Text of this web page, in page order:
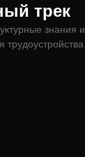
трек
знания и